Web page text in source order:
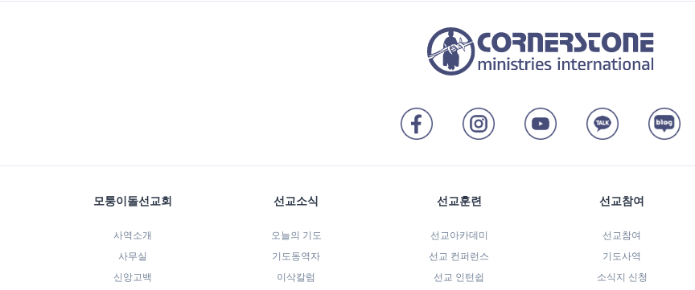
모퉁이돌선교회
사역소개
사무실
신앙고백
선교소식
오늘의 기도
기도동역자
이삭칼럼
선교훈련
선교아카데미
선교 컨퍼런스
선교 인턴쉽
선교참여
선교참여
기도사역
소식지 신청